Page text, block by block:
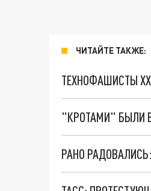
ЧИТАЙТЕ ТАКЖЕ:
ТЕХНОФАШИСТЫ
"КРОТАМИ" БЫЛИ
РАНО